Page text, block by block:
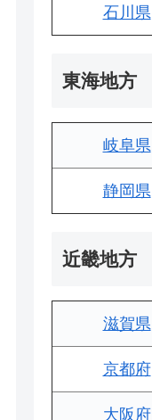
石川県
東海地方
岐阜県
静岡県
近畿地方
滋賀県
京都府
大阪府